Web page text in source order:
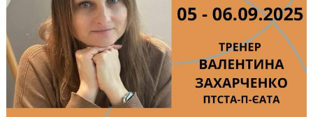
к
ц
і
й
н
г
о
а